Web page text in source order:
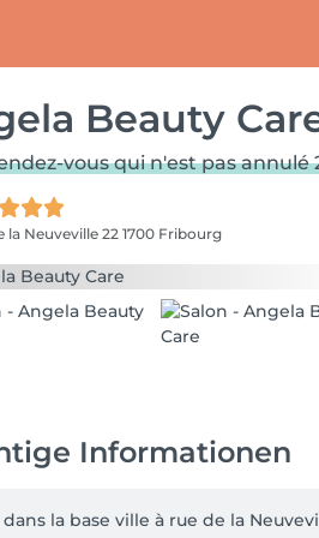
Beauty
vous qui n'est pas annulé
la Neuveville 22 1700 Fribourg
Informationen
la base ville à rue de la